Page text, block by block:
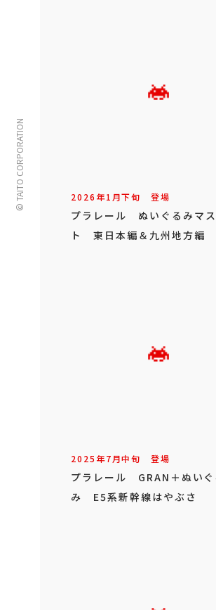
© TAITO CORPORATION 2026年1月下旬 登場
プラレール ぬいぐるみマス
ト 東日本編＆九州地方編
2025年7月中旬 登場
プラレール GRAN＋ぬいぐ
み E5系新幹線はやぶさ